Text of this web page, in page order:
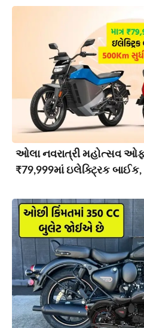
ઓલા નવરાત્રી મહોત્સવ
₹79,999માં ઇલેક્ટ્રિક